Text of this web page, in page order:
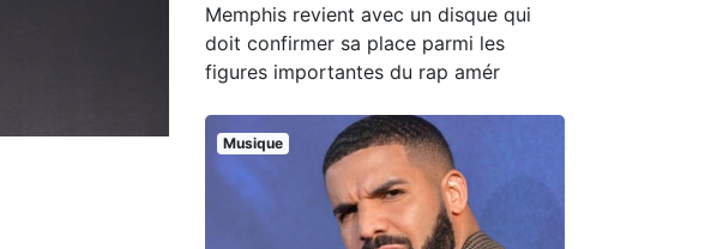
Memphis revient avec un disque qui
doit confirmer sa place parmi les
figures importantes du rap amér
Musique